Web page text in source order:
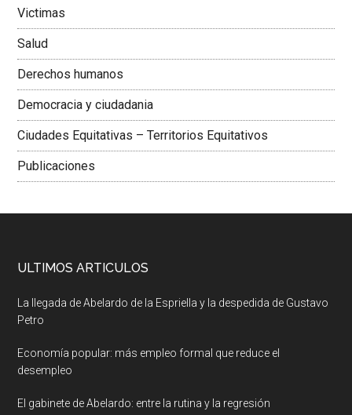
Victimas
Salud
Derechos humanos
Democracia y ciudadania
Ciudades Equitativas – Territorios Equitativos
Publicaciones
ULTIMOS ARTICULOS
La llegada de Abelardo de la Espriella y la despedida de Gustavo
Petro
Economía popular: más empleo formal que reduce el
desempleo
El gabinete de Abelardo: entre la rutina y la regresión